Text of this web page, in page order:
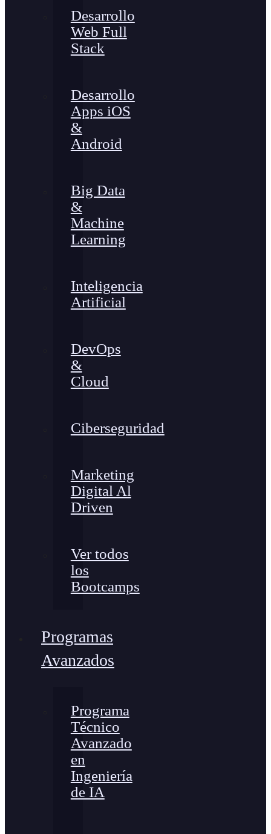
Desarrollo
Web Full
Stack
Desarrollo
Apps iOS
&
Android
Big Data
&
Machine
Learning
Inteligencia
Artificial
DevOps
&
Cloud
Ciberseguridad
Marketing
Digital Al
Driven
Ver todos
los
Bootcamps
Programas
Avanzados
Programa
Técnico
Avanzado
en
Ingeniería
de IA